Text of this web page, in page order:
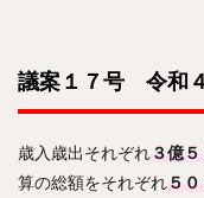
議案１７号 令和
歳入歳出それぞれ３億
算の総額をそれぞれ５